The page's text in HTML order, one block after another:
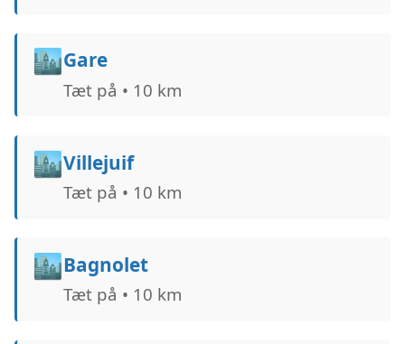
🏙️Gare
Tæt på • 10 km
🏙️Villejuif
Tæt på • 10 km
🏙️Bagnolet
Tæt på • 10 km